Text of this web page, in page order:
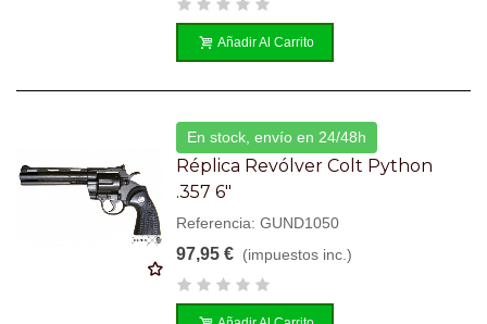
Añadir Al Carrito
En stock, envío en 24/48h
Réplica Revólver Colt Python
.357 6"
Referencia: GUND1050
97,95 € (impuestos inc.)